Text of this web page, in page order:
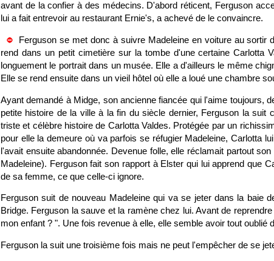
avant de la confier à des médecins. D'abord réticent, Ferguson
lui a fait entrevoir au restaurant Ernie's, a achevé de le convaincre.
Ferguson se met donc à suivre Madeleine en voiture au sortir
rend dans un petit cimetière sur la tombe d'une certaine Carlotta
longuement le portrait dans un musée. Elle a d'ailleurs le même
Elle se rend ensuite dans un vieil hôtel où elle a loué une chambre
Ayant demandé à Midge, son ancienne fiancée qui l'aime toujours,
petite histoire de la ville à la fin du siècle dernier, Ferguson la suit
triste et célèbre histoire de Carlotta Valdes. Protégée par un
pour elle la demeure où va parfois se réfugier Madeleine, Carlotta
l'avait ensuite abandonnée. Devenue folle, elle réclamait partout
Madeleine). Ferguson fait son rapport à Elster qui lui apprend que
de sa femme, ce que celle-ci ignore.
Ferguson suit de nouveau Madeleine qui va se jeter dans la baie
Bridge. Ferguson la sauve et la ramène chez lui. Avant de
mon enfant ? ". Une fois revenue à elle, elle semble avoir tout oublié
Ferguson la suit une troisième fois mais ne peut l'empêcher de se